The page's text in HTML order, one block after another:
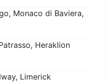
Monaco di Baviera,
Heraklion
Limerick